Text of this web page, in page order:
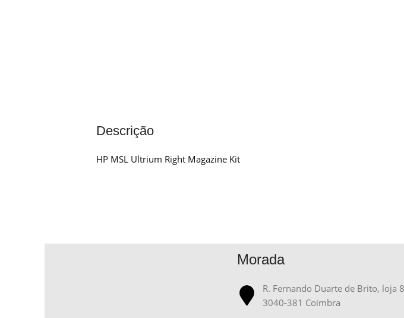
Descrição
HP MSL Ultrium Right Magazine Kit
Morada
R. Fernando Duarte de Brito, loja 8
3040-381 Coimbra